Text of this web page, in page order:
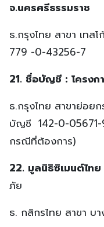
จ.นครศรีธรรมราช
ธ.กรุงไทย สาขา เทส
779 -0-43256-7
21. ชื่อบัญชี : โครงก
ธ.กรุงไทย สาขาย่อย
บัญชี 142-0-
กรณีที่ต้องการ)
22. มูลนิธิซิเมนต์ไทย
ภัย
ธ. กสิกรไทย สาขา บ